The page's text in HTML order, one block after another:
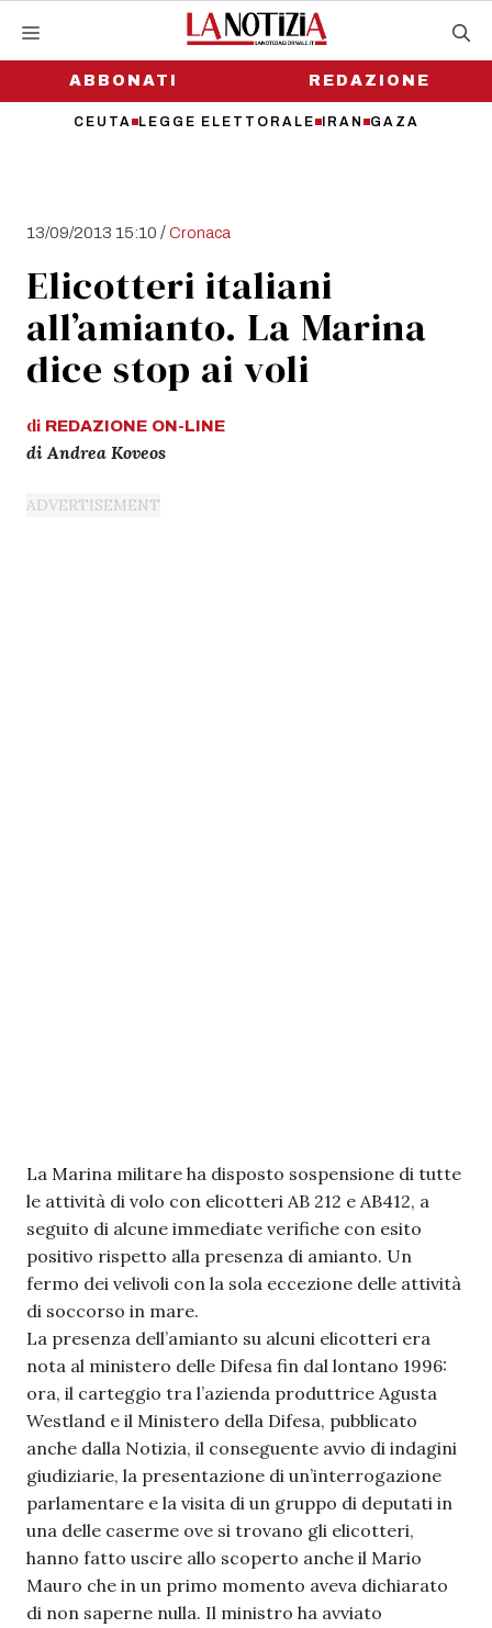
contenutoABBONATI
CEUTA LEGGE ELETTORALE IRAN GAZA
REDAZIONE
13/09/2013 15:10 /Cronaca
Elicotteri italiani
all’amianto. La Marina
dice stop ai voli
di REDAZIONE ON-LINE
di Andrea Koveos
La Marina militare ha disposto sospensione di tutte
le attività di volo con elicotteri AB 212 e AB412, a
seguito di alcune immediate verifiche con esito
positivo rispetto alla presenza di amianto. Un
fermo dei velivoli con la sola eccezione delle attività
di soccorso in mare.
La presenza dell’amianto su alcuni elicotteri era
nota al ministero delle Difesa fin dal lontano 1996:
ora, il carteggio tra l’azienda produttrice Agusta
Westland e il Ministero della Difesa, pubblicato
anche dalla Notizia, il conseguente avvio di indagini
giudiziarie, la presentazione di un’interrogazione
parlamentare e la visita di un gruppo di deputati in
una delle caserme ove si trovano gli elicotteri,
hanno fatto uscire allo scoperto anche il Mario
Mauro che in un primo momento aveva dichiarato
di non saperne nulla. Il ministro ha avviato